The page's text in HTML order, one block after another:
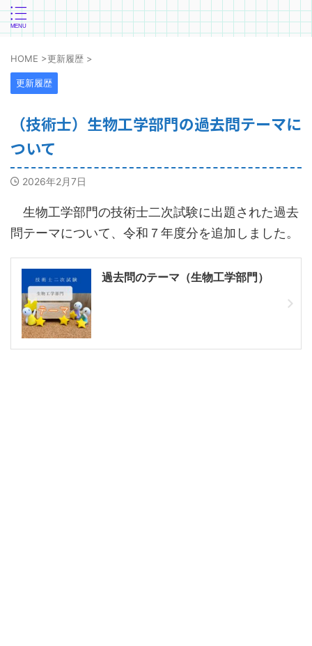
HOME >更新履歴 >
更新履歴
（技術士）生物工学部門の過去問テーマに
ついて
2026年2月7日
生物工学部門の技術士二次試験に出題された過去
問テーマについて、令和７年度分を追加しました。
過去問のテーマ（生物工学部門）